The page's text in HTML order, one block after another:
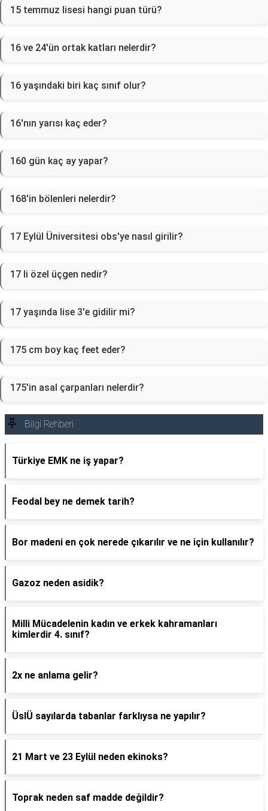
15 temmuz lisesi hangi puan türü?
16 ve 24'ün ortak katları nelerdir?
16 yaşındaki biri kaç sınıf olur?
16'nın yarısı kaç eder?
160 gün kaç ay yapar?
168'in bölenleri nelerdir?
17 Eylül Üniversitesi obs'ye nasıl girilir?
17 li özel üçgen nedir?
17 yaşında lise 3'e gidilir mi?
175 cm boy kaç feet eder?
175'in asal çarpanları nelerdir?
Bilgi Rehberi
Türkiye EMK ne iş yapar?
Feodal bey ne demek tarih?
Bor madeni en çok nerede çıkarılır ve ne için kullanılır?
Gazoz neden asidik?
Milli Mücadelenin kadın ve erkek kahramanları
kimlerdir 4. sınıf?
2x ne anlama gelir?
ÜslÜ sayılarda tabanlar farklıysa ne yapılır?
21 Mart ve 23 Eylül neden ekinoks?
Toprak neden saf madde değildir?